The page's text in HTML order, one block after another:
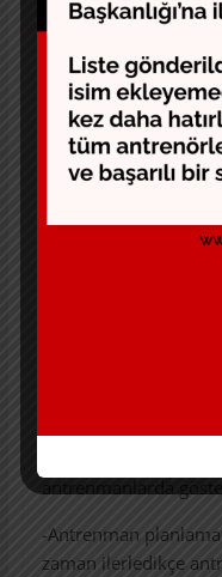
etmeye
yeniden enerji
basketbol
-Tüm sezonu tek
coachlarınız
oyuncularınız bu
Ekibinizdeki asistan
her biri planlamaya
-Antrenman
zaman ilerledikçe